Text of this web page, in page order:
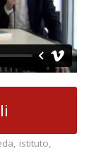
, istituto,